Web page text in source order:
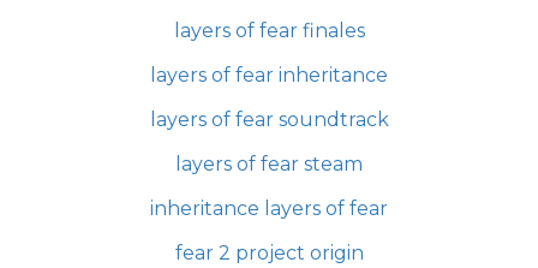
layers of fear finales
layers of fear inheritance
layers of fear soundtrack
layers of fear steam
inheritance layers of fear
fear 2 project origin